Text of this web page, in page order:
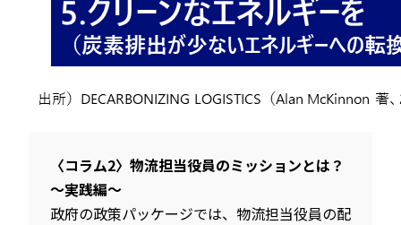
〈コラム2〉物流担当役員のミッションとは？
～実践編～
政府の政策パッケージでは、物流担当役員の配